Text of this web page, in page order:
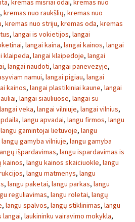
, kremas misriai odai, kremas nuo
, kremas nuo raukšlių, kremas nuo
, kremas nuo striju, kremas oda, kremas
, langai is vokietijos, langai
, langai kaina, langai kainos, langai
klaipeda, langai klaipedoje, langai
, langai naudoti, langai panevezyje,
namui, langai pigiau, langai
kainos, langai plastikiniai kaune, langai
, langai siauliuose, langai su
langai veka, langai vilniuje, langai vilnius,
, langu apvadai, langu firmos, langu
langu gamintojai lietuvoje, langu
langų gamyba vilniuje, langu gamyba
išpardavimas, langu ispardavimas is
kainos, langu kainos skaiciuokle, langu
, langu matmenys, langu
, langu paketai, langu parkas, langu
reguliavimas, langu roletai, langų
, langu spalvos, langų stiklinimas, langu
langai, laukininku vairavimo mokykla,